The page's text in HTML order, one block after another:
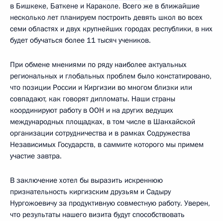
в Бишкеке, Баткене и Караколе. Всего же в ближайшие
несколько лет планируем построить девять школ во всех
семи областях и двух крупнейших городах республики, в них
будет обучаться более 11 тысяч учеников.
При обмене мнениями по ряду наиболее актуальных
региональных и глобальных проблем было констатировано,
что позиции России и Киргизии во многом близки или
совпадают, как говорят дипломаты. Наши страны
координируют работу в ООН и на других ведущих
международных площадках, в том числе в Шанхайской
организации сотрудничества и в рамках Содружества
Независимых Государств, в саммите которого мы примем
участие завтра.
В заключение хотел бы выразить искреннюю
признательность киргизским друзьям и Садыру
Нургожоевичу за продуктивную совместную работу. Уверен,
что результаты нашего визита будут способствовать